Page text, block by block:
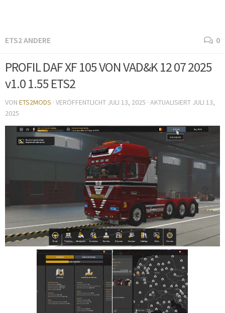
ETS2 ANDERE 0
PROFIL DAF XF 105 VON VAD&K 12 07 2025
v1.0 1.55 ETS2
VON ETS2MODS · VERÖFFENTLICHT JULI 13, 2025 · AKTUALISIERT JULI 13,
2025